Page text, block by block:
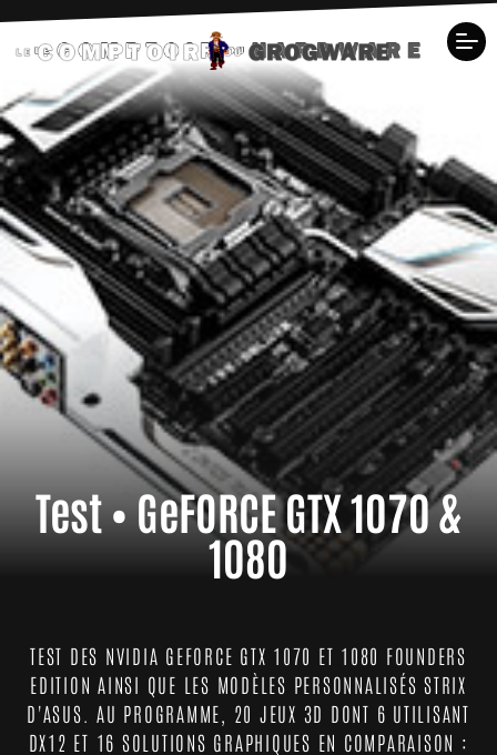
Test • GeFORCE GTX 1070 &
1080
TEST DES NVIDIA GEFORCE GTX 1070 ET 1080 FOUNDERS
EDITION AINSI QUE LES MODÈLES PERSONNALISÉS STRIX
D'ASUS. AU PROGRAMME, 20 JEUX 3D DONT 6 UTILISANT
DX12 ET 16 SOLUTIONS GRAPHIQUES EN COMPARAISON :